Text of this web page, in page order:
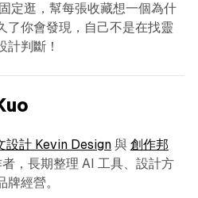
定逛，幫每張收藏想一個為什
了你會發現，自己不是在找靈
計判斷！
設計 Kevin Design與 創作邦
，長期整理 AI 工具、設計方
經營。